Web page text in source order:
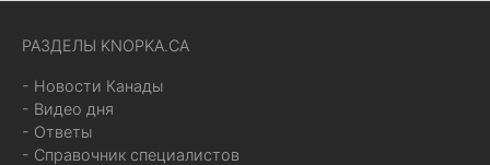
РАЗДЕЛЫ KNOPKA.CA
- Новости Канады
- Видео дня
- Ответы
- Справочник специалистов